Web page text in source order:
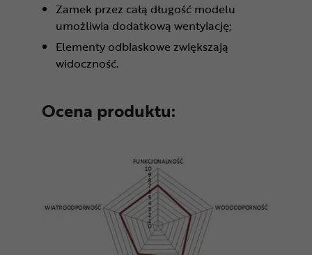
Zamek przez całą długość modelu
umożliwia dodatkową wentylację;
Elementy odblaskowe zwiększają
widoczność.
Ocena produktu: